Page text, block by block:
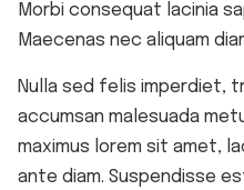
Morbi consequat lacinia
Maecenas nec aliquam
Nulla sed felis imperdiet,
accumsan malesuada
maximus lorem sit amet,
ante diam. Suspendisse